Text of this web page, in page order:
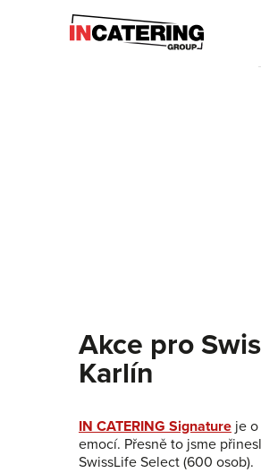
Catering
Akce pro
Karlín
IN CATERING Signature je
emocí. Přesně to jsme
SwissLife Select (600 osob).